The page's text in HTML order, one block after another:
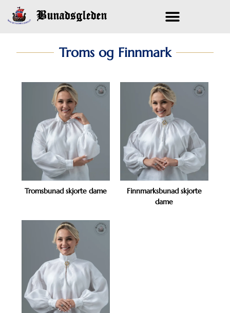
Troms og Finnmark
Tromsbunad skjorte dame
Finnmarksbunad skjorte
dame